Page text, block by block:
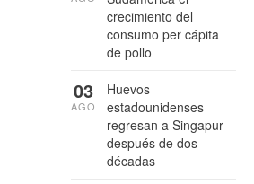
crecimiento del
consumo per cápita
de pollo
Huevos
estadounidenses
regresan a Singapur
después de dos
décadas
03
AGO